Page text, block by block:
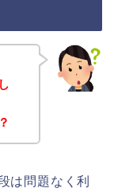
は問題なく利